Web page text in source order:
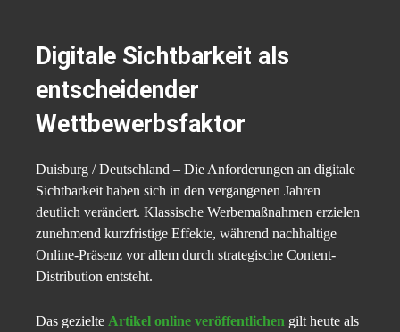
Digitale Sichtbarkeit als
entscheidender
Wettbewerbsfaktor
Duisburg / Deutschland – Die Anforderungen an digitale
Sichtbarkeit haben sich in den vergangenen Jahren
deutlich verändert. Klassische Werbemaßnahmen erzielen
zunehmend kurzfristige Effekte, während nachhaltige
Online-Präsenz vor allem durch strategische Content-
Distribution entsteht.
Das gezielte Artikel online veröffentlichen gilt heute als